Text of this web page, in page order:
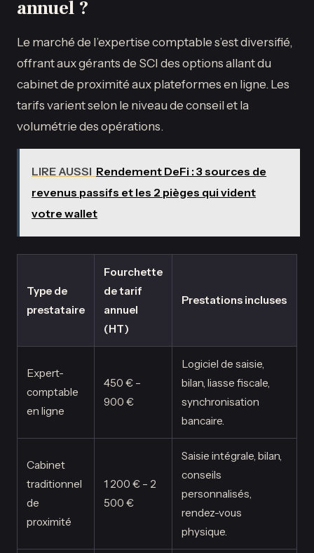
annuel ?
Le marché de l’expertise comptable s’est diversifié,
offrant aux gérants de SCI des options allant du
cabinet de proximité aux plateformes en ligne. Les
tarifs varient selon le niveau de conseil et la
volumétrie des opérations.
LIRE AUSSI Rendement DeFi : 3 sources de
revenus passifs et les 2 pièges qui vident
votre wallet
Type de
prestataire
Fourchette
de tarif
annuel
(HT)
Prestations incluses
Expert-
comptable
en ligne
450 € –
900 €
Logiciel de saisie,
bilan, liasse fiscale,
synchronisation
bancaire.
Cabinet
traditionnel
de
proximité
1 200 € – 2
500 €
Saisie intégrale, bilan,
conseils
personnalisés,
rendez-vous
physique.